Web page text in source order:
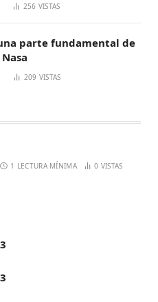
256 VISTAS
parte fundamental de
209 VISTAS
1 LECTURA MÍNIMA 0 VISTAS